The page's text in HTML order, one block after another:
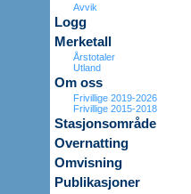
Avvik
Logg
Merketall
Årstotaler
Utland
Om oss
Frivillige 2019-2026
Frivillige 2015-2018
Stasjonsområde
Overnatting
Omvisning
Publikasjoner